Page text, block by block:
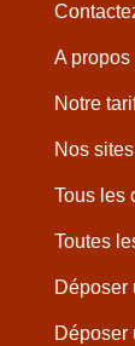
A propos
Notre
Nos
Tous les
Toutes
Déposer
Déposer